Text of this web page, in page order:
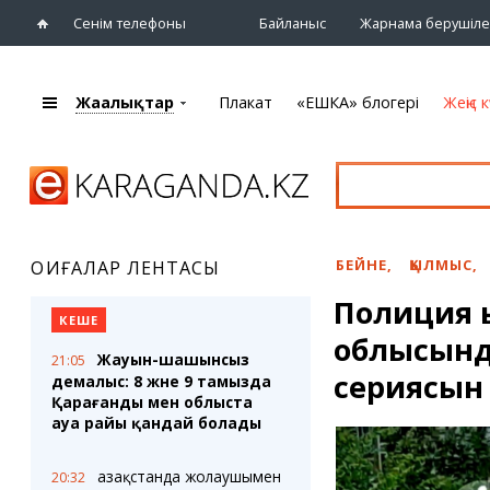
Сенім телефоны Байланыс Жарнама
Жаңалықтары
eTV
Ақпараттық
бюллетень
Тұлғалар
Сұхбат
Плакат
Театрлар
Спорт
Көрмелер
Цирк және
хайуанаттар бағы
Карталар
Жаңалықтар Плакат «ЕШКА» блогері Жеңіс
ОҚИҒАЛАР ЛЕНТАСЫ
КЕШЕ
21:05
Жауын-шашынсыз
демалыс: 8 және 9 тамызда
Қарағанды мен облыста
ауа райы қандай болады
20:32
Қазақстанда жолаушымен
БЕЙНЕ, ҚЫЛМЫС,
Полиция